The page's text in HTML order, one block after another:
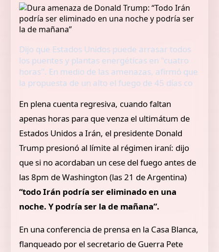
Dijo que Estados Unidos puede arrasar todos
los puentes y plantas energéticas en "cuatro
horas". En medio de las amenazas, afirmó que
la propuesta de un alto el fuego de 45 días co
En plena cuenta regresiva, cuando faltan
apenas horas para que venza el ultimátum de
Estados Unidos a Irán, el presidente Donald
Trump presionó al límite al régimen iraní: dijo
que si no acordaban un cese del fuego antes de
las 8pm de Washington (las 21 de Argentina)
“todo Irán podría ser eliminado en una
noche. Y podría ser la de mañana”.
En una conferencia de prensa en la Casa Blanca,
flanqueado por el secretario de Guerra Pete